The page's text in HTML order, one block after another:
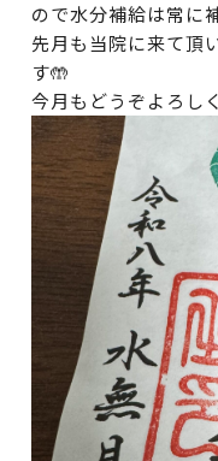
ので水分補給は常に
先月も当院に来て頂
す🤲
今月もどうぞよろし